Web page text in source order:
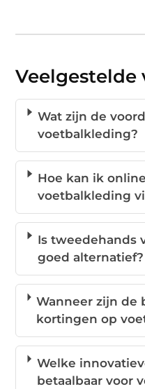
Veelgestelde
Wat zijn de
voetbalkleding?
Hoe kan ik
voetbalkleding
Is tweedehands
goed alternatief?
Wanneer zijn de
kortingen op
Welke
betaalbaar voor